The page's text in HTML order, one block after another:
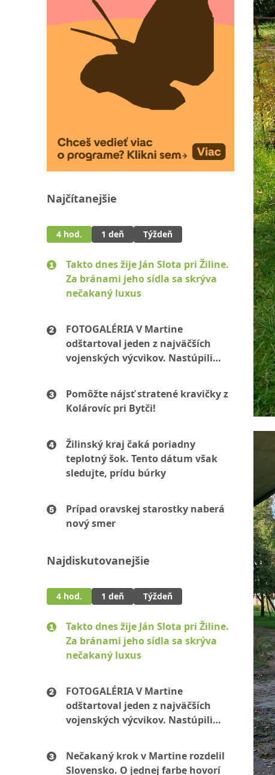
Najčítanejšie
4 hod. 1 deň Týždeň
Takto dnes žije Ján Slota pri Žiline.
Za bránami jeho sídla sa skrýva
nečakaný luxus
FOTOGALÉRIA V Martine
odštartoval jeden z najväčších
vojenských výcvikov. Nastúpili
Pomôžte nájsť stratené kravičky z
Kolárovíc pri Bytči!
Žilinský kraj čaká poriadny
teplotný šok. Tento dátum však
sledujte, prídu búrky
Prípad oravskej starostky naberá
nový smer
Najdiskutovanejšie
4 hod. 1 deň Týždeň
Takto dnes žije Ján Slota pri Žiline.
Za bránami jeho sídla sa skrýva
nečakaný luxus
FOTOGALÉRIA V Martine
odštartoval jeden z najväčších
vojenských výcvikov. Nastúpili
Nečakaný krok v Martine rozdelil
Slovensko. O jednej farbe hovorí